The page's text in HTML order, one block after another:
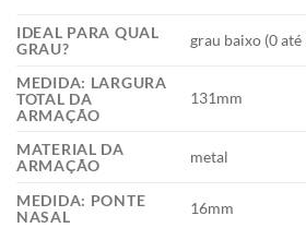
IDEAL PARA QUAL
GRAU?
grau baixo (0 até
MEDIDA: LARGURA
TOTAL DA
ARMAÇÃO
131mm
MATERIAL DA
ARMAÇÃO
metal
MEDIDA: PONTE
NASAL
16mm